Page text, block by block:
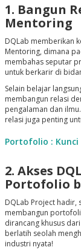
1. Bangun
Mentoring
DQLab memberikan
Mentoring, dimana
membahas seputar
untuk berkarir di
Selain belajar
membangun relasi
pengalaman dan
relasi juga penting
Portofolio :
2. Akses
Portofolio
DQLab Project hadir,
membangun
dirancang khusus
berlatih seolah
industri nyata!